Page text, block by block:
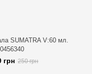
SUMATRA V:60 мл.
грн 250 грн